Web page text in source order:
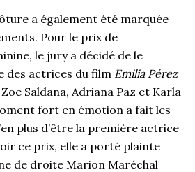
a également été marquée
Pour le prix de
le jury a décidé de le
des actrices du film Emilia Pérez
Saldana, Adriana Paz et Karla
fort en émotion a fait les
plus d’être la première actrice
ce prix, elle a porté plainte
de droite Marion Maréchal